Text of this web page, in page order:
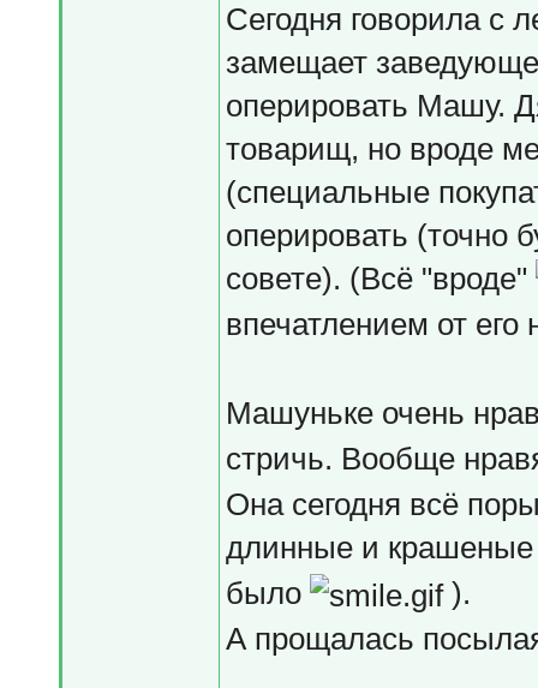
Сегодня говорила с
замещает
оперировать Машу.
товарищ, но вроде
(специальные
оперировать (точно
совете). (Всё "вроде"
впечатлением от
Машуньке очень
стричь. Вообще
Она сегодня всё
длинные и
было
).
А прощалась